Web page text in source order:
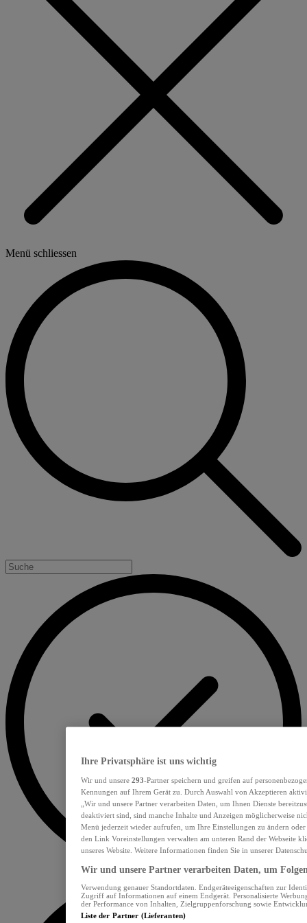
Menü schliessen
Ihre Privatsphäre ist uns wichtig
Wir und unsere 293-Partner speichern und greifen auf
Kennungen auf Ihrem Gerät zu. Durch Auswahl von Akzeptieren
„Wir und unsere Partner verarbeiten Daten, um Ihnen Dienste
deaktiviert sind, sind manche Inhalte und Anzeigen möglicherweise
Menü jederzeit wieder aufrufen, um Ihre Einstellungen zu ändern
den Link Voreinstellungen verwalten am unteren Rand der Webseite
unseres Website. Weitere Informationen finden Sie in unserer
Wir und unsere Partner verarbeiten Daten, um
Verwendung genauer Standortdaten. Endgeräteeigenschaften zur
Zugriff auf Informationen auf einem Endgerät. Personalisierte
der Performance von Inhalten, Zielgruppenforschung sowie
Liste der Partner (Lieferanten)